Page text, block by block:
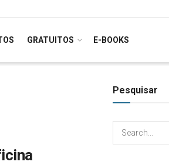
GRATUITOS E-BOOKS
Pesquisar